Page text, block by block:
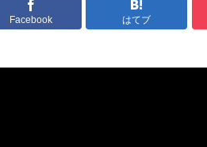
Facebook はてブ